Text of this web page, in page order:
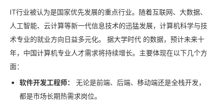
IT行业被认为是国家优先发展的重点行业。随着互联网、大数据、
人工智能、云计算等新一代信息技术的迅猛发展，计算机科学与技
术专业的就业方向日益多元化。 据大学时代 的数据，预计未来十
年，中国计算机专业人才需求将持续增长。主要体现在以下几个方
面：
软件开发工程师：
无论是前端、后端、移动端还是全栈开发，
都是市场长期热需求岗位。